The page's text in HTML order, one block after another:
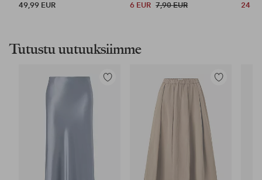
49,99 EUR
6 EUR 7,90 EUR 24
Tutustu uutuuksiimme
Lisää
Lisää